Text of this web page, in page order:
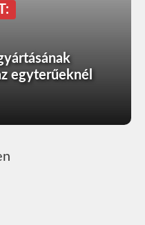
egyterűeknél